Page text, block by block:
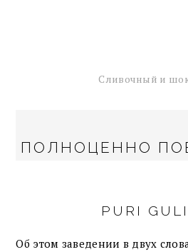
Сливочный и
ПОЛНОЦЕННО
PURI
Об этом заведении в двух